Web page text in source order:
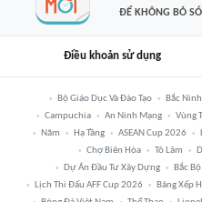
ĐỂ KHÔNG BỎ
Điều khoản sử dụng
Bộ Giáo Dục Và Đào Tạo Bắc
Campuchia
An Ninh Mạng Vùng
Năm
Hạ Tầng ASEAN Cup 2026
Chợ Biên Hòa
Tô Lâm
Dự Án Đầu Tư Xây Dựng
Bắc Bộ
Lịch Thi Đấu AFF Cup 2026
Bảng Xếp